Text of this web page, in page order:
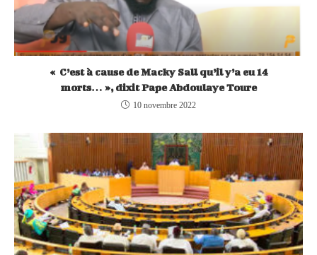
« C’est à cause de Macky Sall qu’il y’a eu 14
morts… », dixit Pape Abdoulaye Toure
10 novembre 2022